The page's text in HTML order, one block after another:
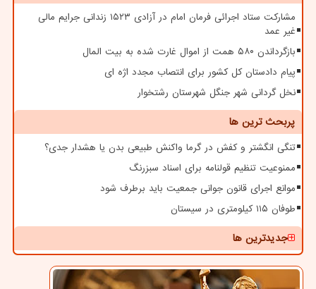
مشارکت ستاد اجرائی فرمان امام در آزادی ۱۵۲۳ زندانی جرایم مالی
غیر عمد
بازگرداندن ۵۸۰ همت از اموال غارت شده به بیت المال
پیام دادستان کل کشور برای انتصاب مجدد اژه ای
نخل گردانی شهر جنگل شهرستان رشتخوار
پربحث ترین ها
تنگی انگشتر و کفش در گرما واکنش طبیعی بدن یا هشدار جدی؟
ممنوعیت تنظیم قولنامه برای اسناد سبزرنگ
موانع اجرای قانون جوانی جمعیت باید برطرف شود
طوفان ۱۱۵ کیلومتری در سیستان
جدیدترین ها